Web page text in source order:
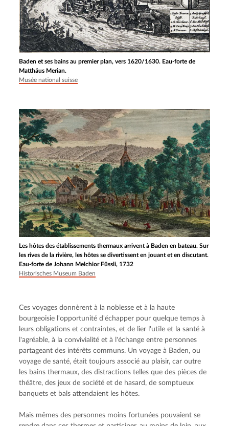
Baden et ses bains au premier plan, vers 1620/1630. Eau-forte de
Matthäus Merian.
Musée national suisse
Les hôtes des établissements thermaux arrivent à Baden en bateau. Sur
les rives de la rivière, les hôtes se divertissent en jouant et en discutant.
Eau-forte de Johann Melchior Füssli, 1732
Historisches Museum Baden
Ces voyages donnèrent à la noblesse et à la haute
bourgeoisie l'opportunité d'échapper pour quelque temps à
leurs obligations et contraintes, et de lier l'utile et la santé à
l'agréable, à la convivialité et à l'échange entre personnes
partageant des intérêts communs. Un voyage à Baden, ou
voyage de santé, était toujours associé au plaisir, car outre
les bains thermaux, des distractions telles que des pièces de
théâtre, des jeux de société et de hasard, de somptueux
banquets et bals attendaient les hôtes.
Mais mêmes des personnes moins fortunées pouvaient se